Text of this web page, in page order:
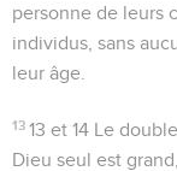
personne de leurs
individus, sans
leur âge.
13 13 et 14 Le
Dieu seul est